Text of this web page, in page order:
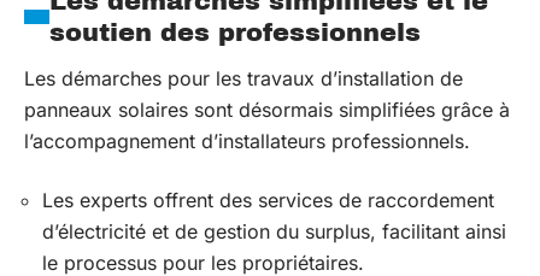
soutien des professionnels
Les démarches pour les travaux d’installation de
panneaux solaires sont désormais simplifiées grâce à
l’accompagnement d’installateurs professionnels.
Les experts offrent des services de raccordement
d’électricité et de gestion du surplus, facilitant ainsi
le processus pour les propriétaires.